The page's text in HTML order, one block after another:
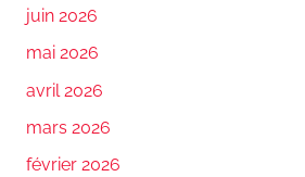
juin 2026
mai 2026
avril 2026
mars 2026
février 2026